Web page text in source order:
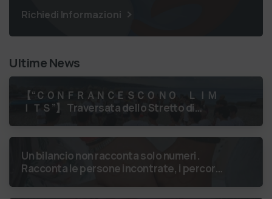
Richiedi Informazioni
Ultime News
【 “ＣＯＮＦＲＡＮＣＥＳＣＯ ＮＯ ＬＩＭ
ＩＴＳ”】 Traversata dello Stretto di
Un bilancio non racconta solo numeri.
Racconta le persone incontrate, i percorsi